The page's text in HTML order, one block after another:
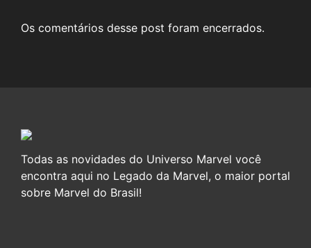
Os comentários desse post foram encerrados.
Todas as novidades do Universo Marvel você
encontra aqui no Legado da Marvel, o maior portal
sobre Marvel do Brasil!